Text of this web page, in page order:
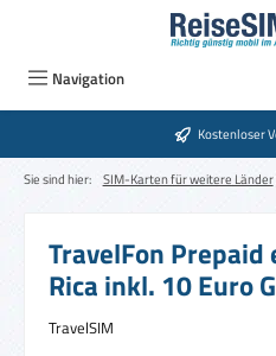
Zum Hauptinhalt springen
Navigation
Kostenloser
Sie sind hier: SIM-Karten für weitere Länder
TravelFon Prepaid
Rica inkl. 10 Euro
TravelSIM